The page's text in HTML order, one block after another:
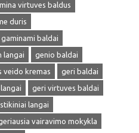
virtuves baldus
duris
gaminami baldai
langai
genio baldai
veido kremas
geri baldai
geri virtuves baldai
langai
vairavimo mokykla